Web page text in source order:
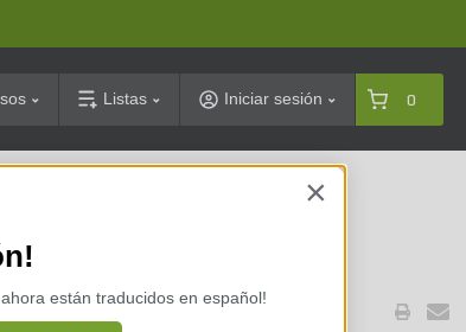
Listas Iniciar sesión 0
×
están traducidos en español!